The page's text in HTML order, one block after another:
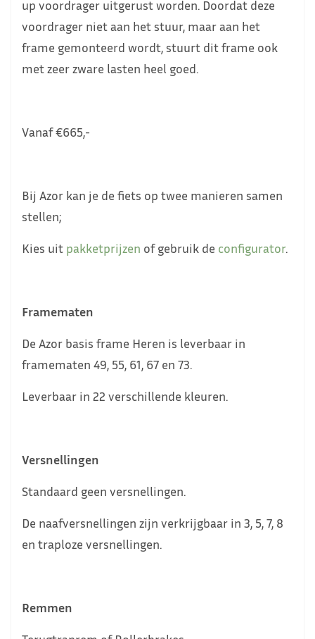
up voordrager uitgerust worden. Doordat deze
voordrager niet aan het stuur, maar aan het
frame gemonteerd wordt, stuurt dit frame ook
met zeer zware lasten heel goed.
Vanaf €665,-
Bij Azor kan je de fiets op twee manieren samen
stellen;
Kies uit pakketprijzen of gebruik de configurator.
Framematen
De Azor basis frame Heren is leverbaar in
framematen 49, 55, 61, 67 en 73.
Leverbaar in 22 verschillende kleuren.
Versnellingen
Standaard geen versnellingen.
De naafversnellingen zijn verkrijgbaar in 3, 5, 7, 8
en traploze versnellingen.
Remmen